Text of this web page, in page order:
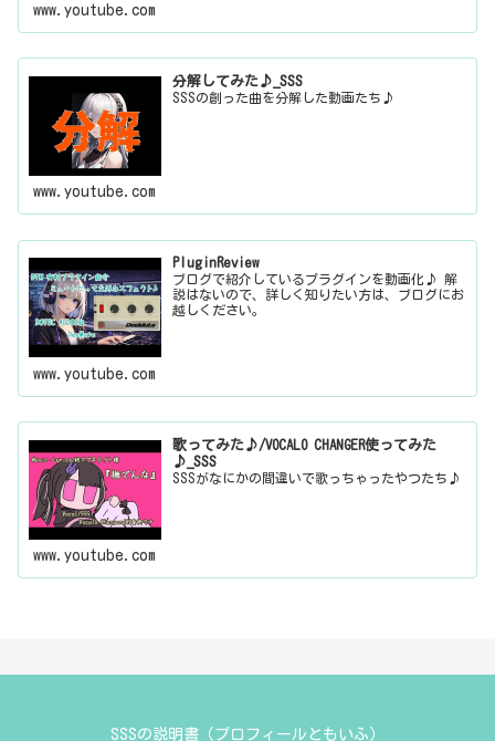
www.youtube.com
分解してみた♪_SSS
SSSの創った曲を分解した動画たち♪
www.youtube.com
PluginReview
ブログで紹介しているプラグインを動画化♪ 解
説はないので、詳しく知りたい方は、ブログにお
越しください。
www.youtube.com
歌ってみた♪/VOCALO CHANGER使ってみた
♪_SSS
SSSがなにかの間違いで歌っちゃったやつたち♪
www.youtube.com
SSSの説明書（プロフィールともいふ）